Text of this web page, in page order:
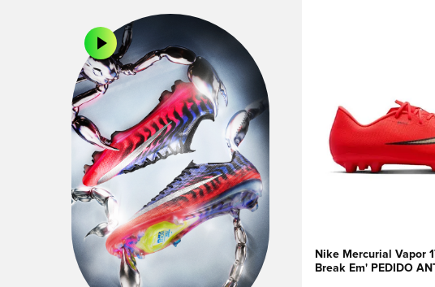
Abre un modal para
Nike Mercurial Vapor
Break Em' PEDIDO